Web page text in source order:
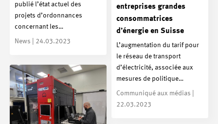
publié l’état actuel des
projets d’ordonnances
concernant les…
News | 24.03.2023
entreprises grandes
consommatrices
d’énergie en Suisse
L’augmentation du tarif pour
le réseau de transport
d’électricité, associée aux
mesures de politique…
Communiqué aux médias |
22.03.2023